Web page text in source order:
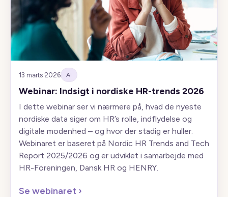
13 marts 2026 AI
Webinar: Indsigt i nordiske HR-trends 2026
I dette webinar ser vi nærmere på, hvad de nyeste
nordiske data siger om HR’s rolle, indflydelse og
digitale modenhed – og hvor der stadig er huller.
Webinaret er baseret på Nordic HR Trends and Tech
Report 2025/2026 og er udviklet i samarbejde med
HR-Föreningen, Dansk HR og HENRY.
Se webinaret ›